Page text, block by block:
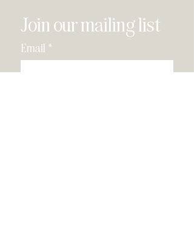
Join our mailing list
Email *